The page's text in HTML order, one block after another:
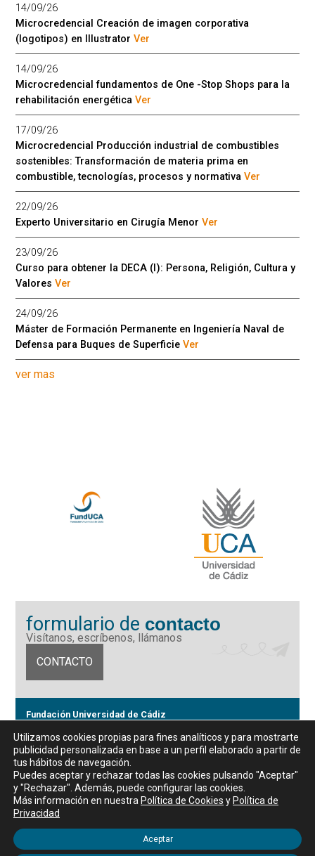
14/09/26
Microcredencial Creación de imagen corporativa
(logotipos) en IllustratorVer
14/09/26
Microcredencial fundamentos de One -Stop Shops para la
rehabilitación energéticaVer
17/09/26
Microcredencial Producción industrial de combustibles
sostenibles: Transformación de materia prima en
combustible, tecnologías, procesos y normativaVer
22/09/26
Experto Universitario en Cirugía MenorVer
23/09/26
Curso para obtener la DECA (I): Persona, Religión, Cultura y
ValoresVer
24/09/26
Máster de Formación Permanente en Ingeniería Naval de
Defensa para Buques de SuperficieVer
ver mas
formulario de contacto
Visítanos, escríbenos, llámanos
CONTACTO
Fundación Universidad de Cádiz
CIF: G11442167
956 07 03 70 / 72
Horario de atención al público
De lunes a viernes, de 9 a 14 horas
Aviso legal|Política de privacidad|Política de Cookies
Utilizamos cookies propias para fines analíticos y para mostrarte
publicidad personalizada en base a un perfil elaborado a partir de
tus hábitos de navegación.
Puedes aceptar y rechazar todas las cookies pulsando "Aceptar"
y "Rechazar". Además, puede configurar las cookies.
Más información en nuestra Política de Cookies y Política de
Privacidad
Aceptar